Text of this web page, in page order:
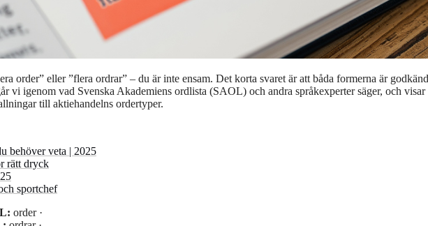
order” eller ”flera ordrar” – du är inte ensam. Det korta svaret är att båda formerna är
vi igenom vad Svenska Akademiens ordlista (SAOL) och andra språkexperter säger, och visar
till aktiehandelns ordertyper.
behöver veta | 2025
rätt dryck
sportchef
order ·